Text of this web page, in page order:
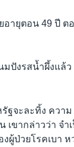
ายุตอน 49 ปี ต
ปังรสน้ำผึ้งแล้ว
ฐจะละทิ้ง ความ
เขากล่าวว่า จำ
ผู้ป่วยโรคเบา ห